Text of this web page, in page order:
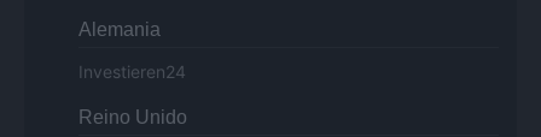
Alemania
Investieren24
Reino Unido